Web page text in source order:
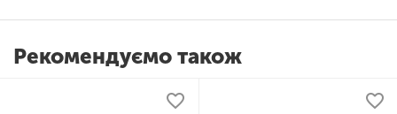
Рекомендуємо також